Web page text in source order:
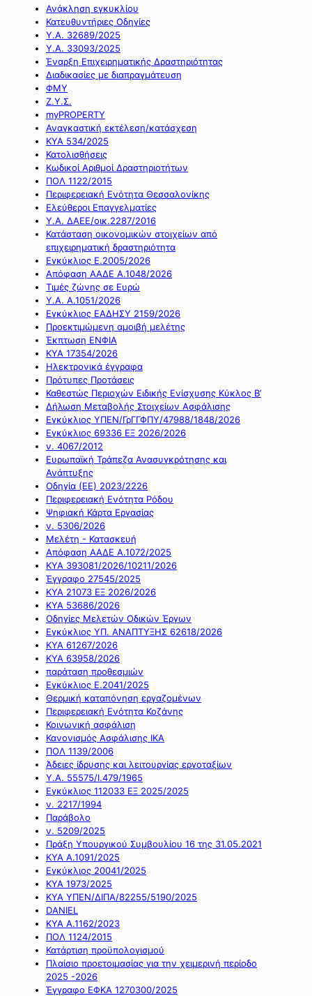
Ανάκληση εγκυκλίου
Κατευθυντήριες Οδηγίες
Υ.Α. 32689/2025
Υ.Α. 33093/2025
Έναρξη Επιχειρηματικής Δραστηριότητας
Διαδικασίες με διαπραγμάτευση
ΦΜΥ
Ζ.Υ.Σ.
myPROPERTY
Αναγκαστική εκτέλεση/κατάσχεση
ΚΥΑ 534/2025
Κατολισθήσεις
Κωδικοί Αριθμοί Δραστηριοτήτων
ΠΟΛ 1122/2015
Περιφερειακή Ενότητα Θεσσαλονίκης
Ελεύθεροι Επαγγελματίες
Υ.Α. ΔΑΕΕ/οικ.2287/2016
Κατάσταση οικονομικών στοιχείων από
επιχειρηματική δραστηριότητα
Εγκύκλιος Ε.2005/2026
Απόφαση ΑΑΔΕ Α.1048/2026
Τιμές ζώνης σε Ευρώ
Υ.Α. Α.1051/2026
Εγκύκλιος ΕΑΔΗΣΥ 2159/2026
Προεκτιμώμενη αμοιβή μελέτης
Έκπτωση ΕΝΦΙΑ
ΚΥΑ 17354/2026
Ηλεκτρονικά έγγραφα
Πρότυπες Προτάσεις
Καθεστώς Περιοχών Ειδικής Ενίσχυσης Κύκλος Β’
Δήλωση Μεταβολής Στοιχείων Ασφάλισης
Εγκύκλιος ΥΠΕΝ/ΓρΓΓΦΠΥ/47988/1848/2026
Εγκύκλιος 69336 ΕΞ 2026/2026
ν. 4067/2012
Ευρωπαϊκή Τράπεζα Ανασυγκρότησης και
Ανάπτυξης
Οδηγία (ΕΕ) 2023/2226
Περιφερειακή Ενότητα Ρόδου
Ψηφιακή Κάρτα Εργασίας
ν. 5306/2026
Μελέτη - Κατασκευή
Απόφαση ΑΑΔΕ Α.1072/2025
ΚΥΑ 393081/2026/10211/2026
Έγγραφο 27545/2025
ΚΥΑ 21073 ΕΞ 2026/2026
ΚΥΑ 53686/2026
Οδηγίες Μελετών Οδικών Έργων
Εγκύκλιος ΥΠ. ΑΝΑΠΤΥΞΗΣ 62618/2026
ΚΥΑ 61267/2026
ΚΥΑ 63958/2026
παράταση προθεσμιών
Εγκύκλιος Ε.2041/2025
Θερμική καταπόνηση εργαζομένων
Περιφερειακή Ενότητα Κοζάνης
Κοινωνική ασφάλιση
Κανονισμός Ασφάλισης ΙΚΑ
ΠΟΛ 1139/2006
Άδειες ίδρυσης και λειτουργίας εργοταξίων
Υ.Α. 55575/Ι.479/1965
Εγκύκλιος 112033 ΕΞ 2025/2025
ν. 2217/1994
Παράβολο
ν. 5209/2025
Πράξη Υπουργικού Συμβουλίου 16 της 31.05.2021
ΚΥΑ Α.1091/2025
Εγκύκλιος 20041/2025
ΚΥΑ 1973/2025
ΚΥΑ ΥΠΕΝ/ΔΙΠΑ/82255/5190/2025
DANIEL
ΚΥΑ Α.1162/2023
ΠΟΛ 1124/2015
Κατάρτιση προϋπολογισμού
Πλαίσιο προετοιμασίας για την χειμερινή περίοδο
2025 -2026
Έγγραφο ΕΦΚΑ 1270300/2025